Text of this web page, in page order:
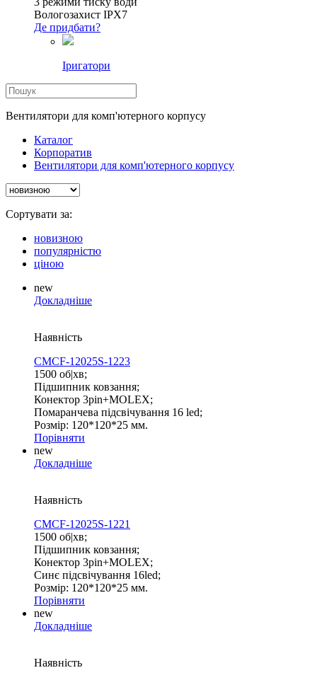
Вологозахист IPX7
Де придбати?
Іригатори
Вентилятори для комп'ютерного корпусу
Каталог
Корпоратив
Вентилятори для комп'ютерного корпусу
Сортувати за:
новизною
популярністю
ціною
new
Докладніше
Наявність
CMCF-12025S-1223
1500 об|хв;
Підшипник ковзання;
Конектор 3pin+MOLEX;
Помаранчева підсвічування 16 led;
Розмір: 120*120*25 мм.
Порівняти
new
Докладніше
Наявність
CMCF-12025S-1221
1500 об|хв;
Підшипник ковзання;
Конектор 3pin+MOLEX;
Синє підсвічування 16led;
Розмір: 120*120*25 мм.
Порівняти
new
Докладніше
Наявність